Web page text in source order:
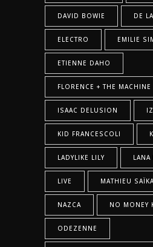
DAVID BOWIE DE
ELECTRO EMILIE
ETIENNE DAHO
FLORENCE + THE MACHINE
ISAAC DELUSION
KID FRANCESCOLI
LADYLIKE LILY LANA
LIVE MATHIEU
NAZCA NO MONEY
ODEZENNE